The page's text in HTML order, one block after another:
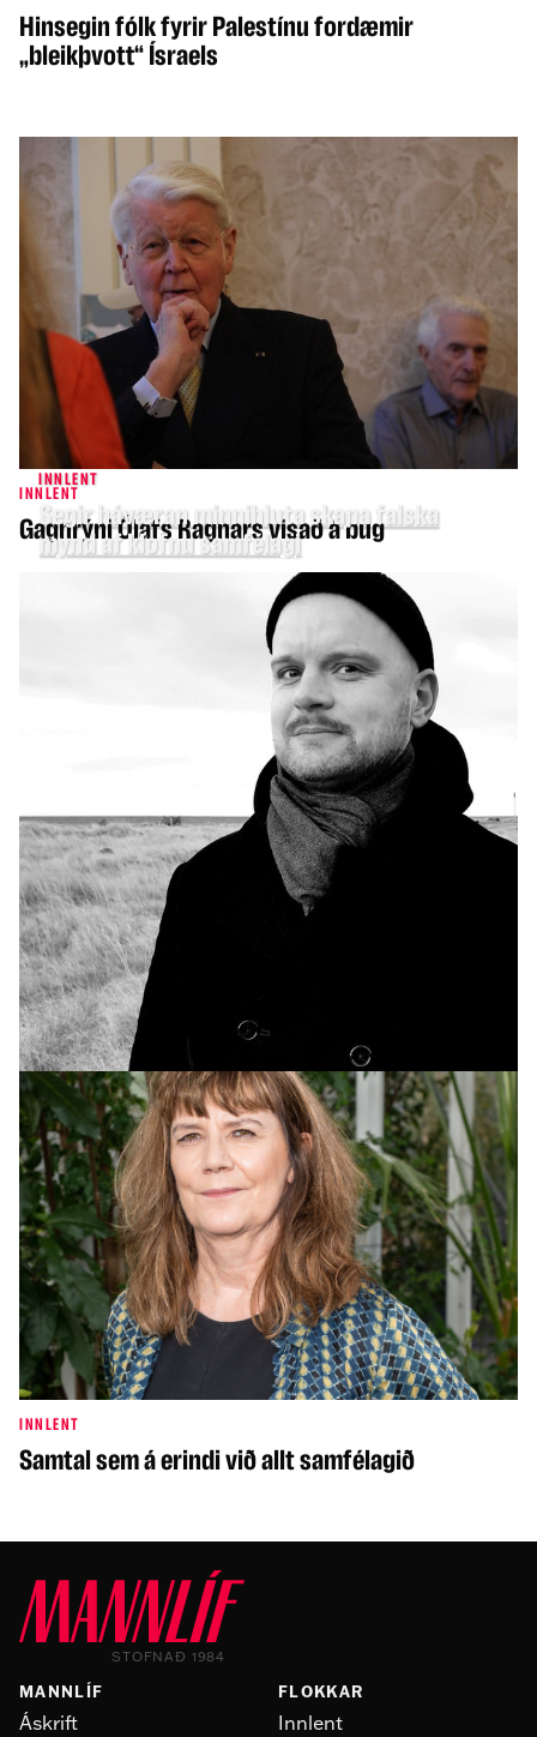
Hinsegin fólk fyrir Palestínu fordæmir
„bleikþvott“ Ísraels
INNLENT
Gagnrýni Ólafs Ragnars vísað á bug
INNLENT
Segir háværan minnihluta skapa falska
mynd af klofnu samfélagi
INNLENT
Yfirvöld halda áfram vöktun á moskítóflugum
og mítlum
INNLENT
Samtal sem á erindi við allt samfélagið
STOFNAÐ 1984
MANNLÍF
Áskrift
FLOKKAR
Innlent